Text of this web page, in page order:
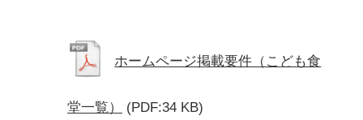
ホームページ掲載要件（こども食
堂一覧） (PDF:34 KB)